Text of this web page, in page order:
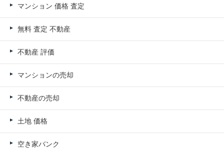
マンション 価格 査定
無料 査定 不動産
不動産 評価
マンションの売却
不動産の売却
土地 価格
空き家バンク